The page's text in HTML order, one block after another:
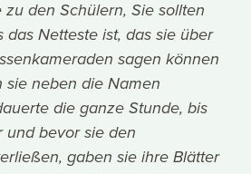
zu den Schülern, Sie sollten
das Netteste ist, das sie über
sagen können
sie neben die Namen
die ganze Stunde, bis
und bevor sie den
gaben sie ihre Blätter